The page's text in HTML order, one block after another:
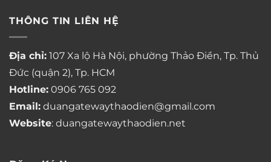
THÔNG TIN LIÊN HỆ
Địa chỉ: 107 Xa lộ Hà Nội, phường Thảo Điền, Tp. Thủ
Đức (quận 2), Tp. HCM
Hotline: 0906 765 092
Email: duangatewaythaodien@gmail.com
Website: duangatewaythaodien.net